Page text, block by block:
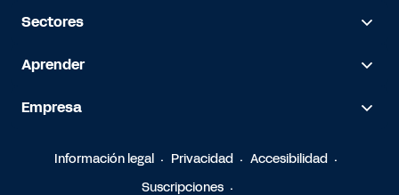
Sectores
Aprender
Empresa
Información legal Privacidad
Accesibilidad
Suscripciones